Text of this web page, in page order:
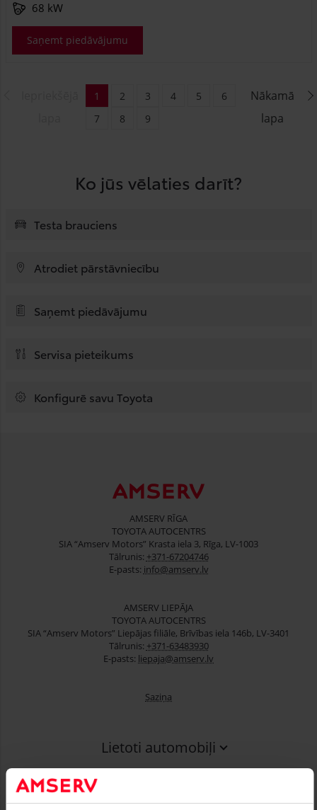
68 kW
Saņemt piedāvājumu
Nākamā
lapa
1 2 3 4 5
6
7
8 9
Ko jūs vēlaties darīt?
Testa brauciens
Atrodiet pārstāvniecību
Saņemt piedāvājumu
Servisa pieteikums
Konfigurē savu Toyota
AMSERV RĪGA
TOYOTA AUTOCENTRS
SIA “Amserv Motors” Krasta iela 3, Rīga, LV-1003
Tālrunis: +371-67204746
E-pasts: info@amserv.lv
AMSERV LIEPĀJA
TOYOTA AUTOCENTRS
SIA “Amserv Motors” Liepājas filiāle, Brīvības iela 146b, LV-3401
Tālrunis: +371-63483930
E-pasts: liepaja@amserv.lv
Saziņa
Lietoti automobiļi
Serviss